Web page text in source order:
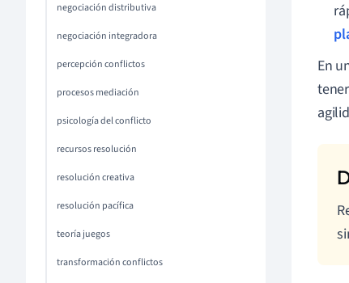
negociación distributiva
negociación integradora
percepción conflictos
procesos mediación
psicología del conflicto
recursos resolución
resolución creativa
resolución pacífica
teoría juegos
transformación conflictos
En